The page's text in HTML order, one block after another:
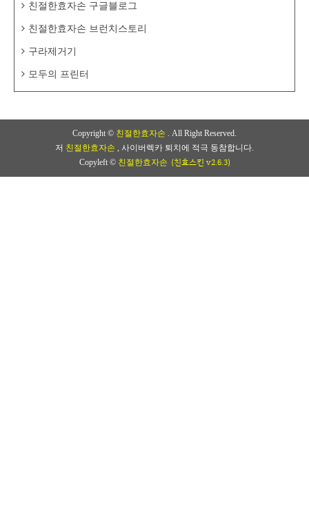
친절한효자손 구글블로그
친절한효자손 브런치스토리
구라제거기
모두의 프린터
Copyright © 친절한효자손 . All Right Reserved.
저 친절한효자손 , 사이버렉카 퇴치에 적극 동참합니다.
Copyleft © 친절한효자손 (친효스킨 v2.6.3)